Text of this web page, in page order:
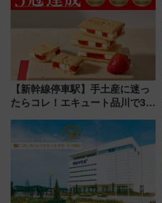
【新幹線停車駅】手土産に迷っ
たらコレ！エキュート品川で3年
産スイーツとは？